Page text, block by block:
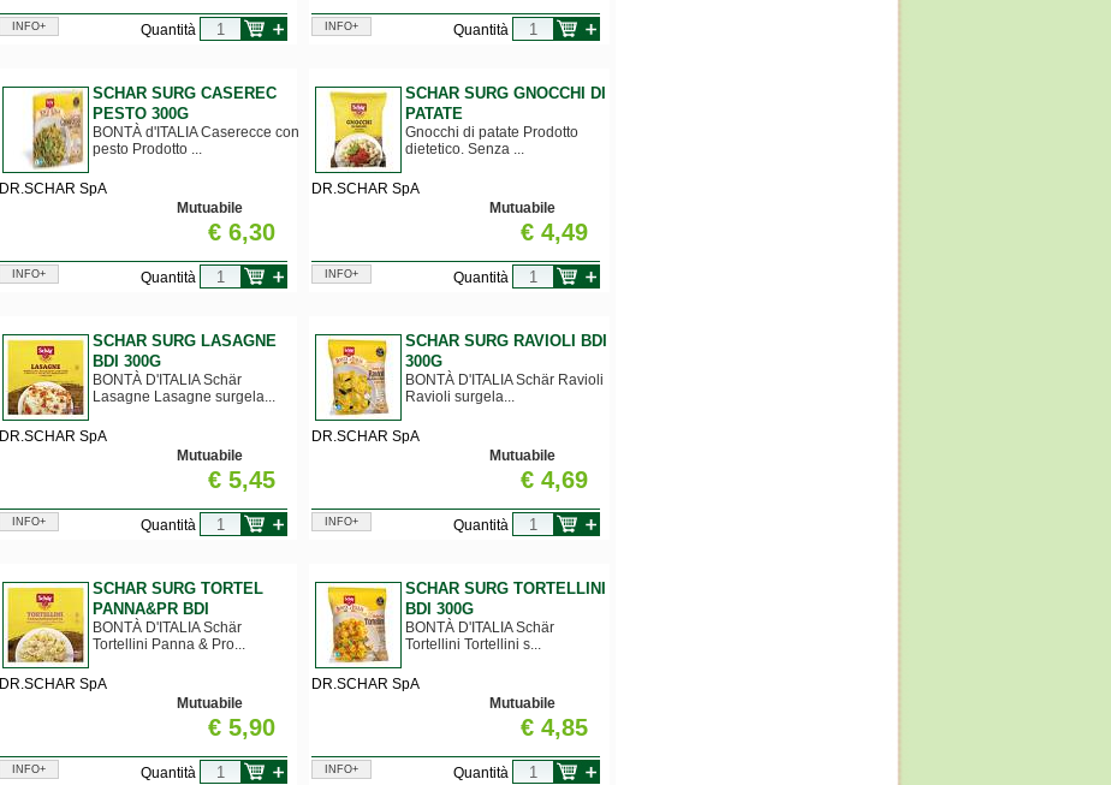
INFO+ Quantità INFO+ Quantità
SCHAR SURG CASEREC
PESTO 300G
BONTÀ d'ITALIA Caserecce con
pesto Prodotto ...
DR.SCHAR SpA
Mutuabile
€ 6,30
INFO+ Quantità
SCHAR SURG GNOCCHI DI
PATATE
Gnocchi di patate Prodotto
dietetico. Senza ...
DR.SCHAR SpA
Mutuabile
€ 4,49
INFO+ Quantità
SCHAR SURG LASAGNE
BDI 300G
BONTÀ D'ITALIA Schär
Lasagne Lasagne surgela...
DR.SCHAR SpA
Mutuabile
€ 5,45
INFO+ Quantità
SCHAR SURG RAVIOLI BDI
300G
BONTÀ D'ITALIA Schär Ravioli
Ravioli surgela...
DR.SCHAR SpA
Mutuabile
€ 4,69
INFO+ Quantità
SCHAR SURG TORTEL
PANNA&PR BDI
BONTÀ D'ITALIA Schär
Tortellini Panna & Pro...
DR.SCHAR SpA
Mutuabile
€ 5,90
INFO+ Quantità
SCHAR SURG TORTELLINI
BDI 300G
BONTÀ D'ITALIA Schär
Tortellini Tortellini s...
DR.SCHAR SpA
Mutuabile
€ 4,85
INFO+ Quantità